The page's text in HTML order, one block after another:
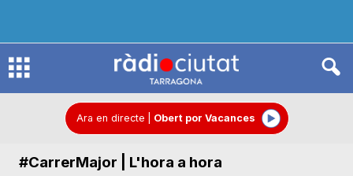
R
d
Ara en directe Obert por Vacances
#CarrerMajor | L'hora a hora